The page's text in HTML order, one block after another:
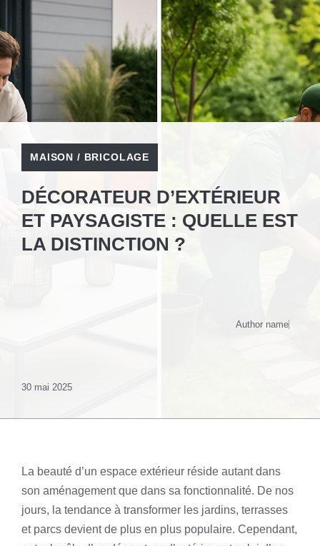
MAISON / BRICOLAGE
DÉCORATEUR D’EXTÉRIEUR
ET PAYSAGISTE : QUELLE EST
LA DISTINCTION ?
Author name
30 mai 2025
La beauté d’un espace extérieur réside autant dans
son aménagement que dans sa fonctionnalité. De nos
jours, la tendance à transformer les jardins, terrasses
et parcs devient de plus en plus populaire. Cependant,